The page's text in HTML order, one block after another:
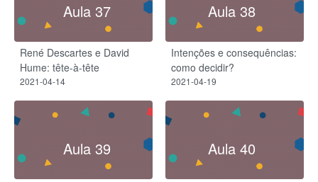
Aula 37
René Descartes e David
Hume: tête-à-tête
2021-04-14
Aula 38
Intenções e consequências:
como decidir?
2021-04-19
Aula 39 Aula 40